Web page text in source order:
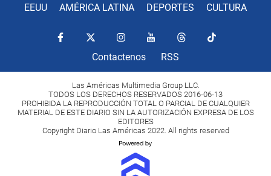
EEUU AMÉRICA LATINA DEPORTES CULTURA
Contactenos RSS
Las Américas Multimedia Group LLC.
TODOS LOS DERECHOS RESERVADOS 2016-06-13
PROHIBIDA LA REPRODUCCIÓN TOTAL O PARCIAL DE CUALQUIER
MATERIAL DE ESTE DIARIO SIN LA AUTORIZACIÓN EXPRESA DE LOS
EDITORES
Copyright Diario Las Américas 2022. All rights reserved